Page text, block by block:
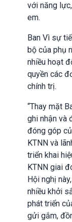
với năng
em.
Ban Vì sự
bộ của phụ
nhiều hoạt
quyền các
chính trị.
“Thay mặt
ghi nhận và
đóng góp
KTNN và
triển khai
KTNN giai
Hội nghị
nhiều khởi
phát triển
gửi gắm,